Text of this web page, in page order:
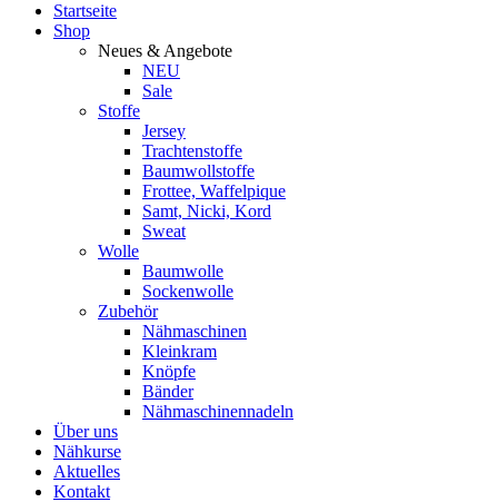
Startseite
Shop
Neues & Angebote
NEU
Sale
Stoffe
Jersey
Trachtenstoffe
Baumwollstoffe
Frottee, Waffelpique
Samt, Nicki, Kord
Sweat
Wolle
Baumwolle
Sockenwolle
Zubehör
Nähmaschinen
Kleinkram
Knöpfe
Bänder
Nähmaschinennadeln
Über uns
Nähkurse
Aktuelles
Kontakt